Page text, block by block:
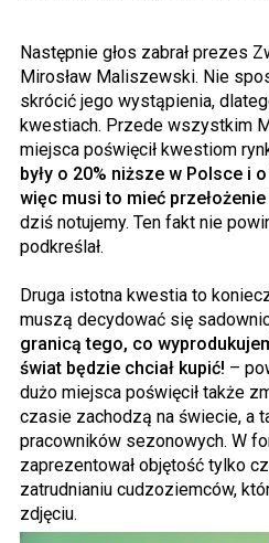
Następnie głos zabrał prezes
Mirosław Maliszewski. Nie
skrócić jego wystąpienia,
kwestiach. Przede wszystkim
miejsca poświęcił kwestiom
były o 20% niższe w Polsce i
więc musi to mieć
dziś notujemy. Ten fakt nie
podkreślał.
Druga istotna kwestia to
muszą decydować się
granicą tego, co
świat będzie chciał kupić! –
dużo miejsca poświęcił także
czasie zachodzą na świecie, a
pracowników sezonowych. W
zaprezentował objętość tylko
zatrudnianiu cudzoziemców,
zdjęciu.